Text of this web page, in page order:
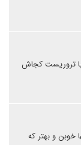
تروریست کجاش
و بهتر که